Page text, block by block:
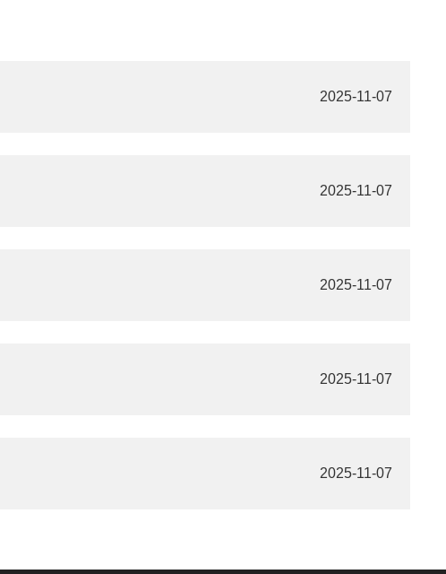
2025-11-07
2025-11-07
2025-11-07
2025-11-07
2025-11-07